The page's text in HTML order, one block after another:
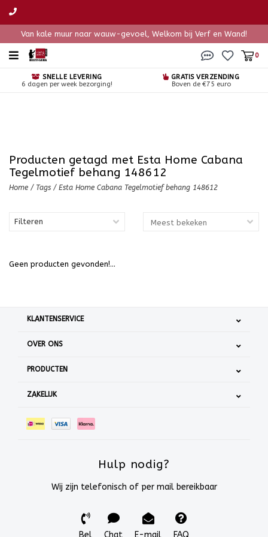
Van kale muur naar wauw-gevoel, Welkom bij Verf en Wand!
0
SNELLE LEVERING
6 dagen per week bezorging!
GRATIS VERZENDING
Boven de €75 euro
Producten getagd met Esta Home Cabana
Tegelmotief behang 148612
Home / Tags / Esta Home Cabana Tegelmotief behang 148612
Filteren
Geen producten gevonden!...
KLANTENSERVICE
OVER ONS
PRODUCTEN
ZAKELIJK
Hulp nodig?
Wij zijn telefonisch of per mail bereikbaar
Bel Chat E-mail FAQ